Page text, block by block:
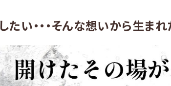
い・・・そんな想いから生まれ